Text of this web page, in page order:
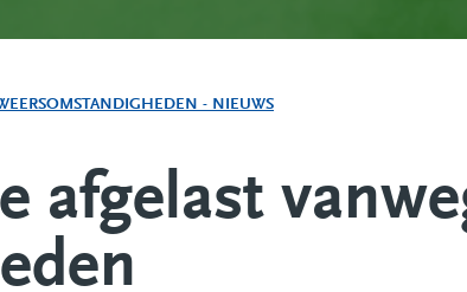
- NIEUWS
afgelast